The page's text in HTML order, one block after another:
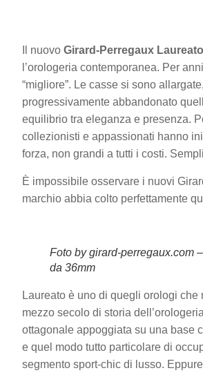
Il nuovo Girard-Perregaux Laureato
l’orologeria contemporanea. Per
“migliore”. Le casse si sono
progressivamente abbandonato
equilibrio tra eleganza e presenza.
collezionisti e appassionati hanno
forza, non grandi a tutti i costi.
È impossibile osservare i nuovi
marchio abbia colto perfettamente
Foto by girard-perregaux.com
da 36mm
Laureato è uno di quegli orologi
mezzo secolo di storia
ottagonale appoggiata su una base
e quel modo tutto particolare di
segmento sport-chic di lusso.